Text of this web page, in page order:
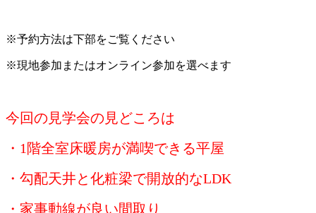
※予約方法は下部をご覧ください
※現地参加またはオンライン参加を選べます
今回の見学会の見どころは
・1階全室床暖房が満喫できる平屋
・勾配天井と化粧梁で開放的なLDK
・家事動線が良い間取り